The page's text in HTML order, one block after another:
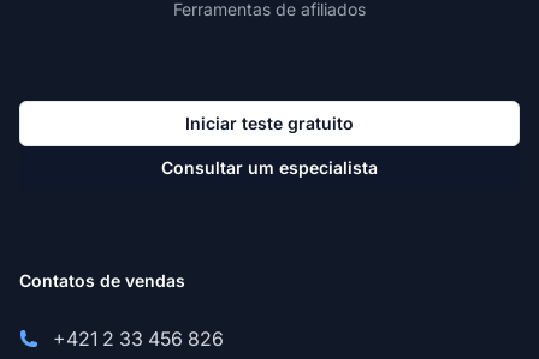
Ferramentas de afiliados
Iniciar teste gratuito
Consultar um especialista
Contatos de vendas
+421 2 33 456 826